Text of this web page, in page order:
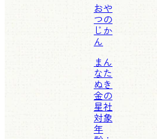
おや
つの
じか
ん
まん
なた
ぬき
金の
星社
対象
年